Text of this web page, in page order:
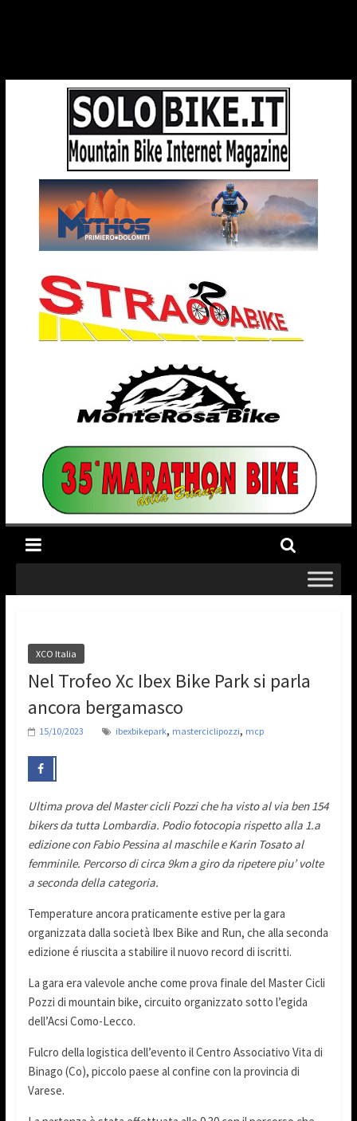
XCO Italia
Nel Trofeo Xc Ibex Bike Park si parla
ancora bergamasco
15/10/2023 ibexbikepark, masterciclipozzi, mcp
Ultima prova del Master cicli Pozzi che ha visto al via ben 154
bikers da tutta Lombardia. Podio fotocopia rispetto alla 1.a
edizione con Fabio Pessina al maschile e Karin Tosato al
femminile. Percorso di circa 9km a giro da ripetere piu’ volte
a seconda della categoria.
Temperature ancora praticamente estive per la gara
organizzata dalla società Ibex Bike and Run, che alla seconda
edizione é riuscita a stabilire il nuovo record di iscritti.
La gara era valevole anche come prova finale del Master Cicli
Pozzi di mountain bike, circuito organizzato sotto l’egida
dell’Acsi Como-Lecco.
Fulcro della logistica dell’evento il Centro Associativo Vita di
Binago (Co), piccolo paese al confine con la provincia di
Varese.